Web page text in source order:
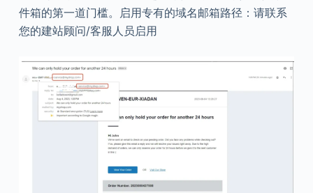
件箱的第一道门槛。启用专有的域名邮箱路径：请联系
您的建站顾问/客服人员启用